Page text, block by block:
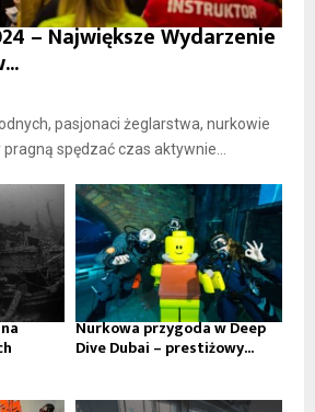
– Największe Wydarzenie
pasjonaci żeglarstwa, nurkowie
spędzać czas aktywnie...
Nurkowa przygoda w Deep
Dive Dubai – prestiżowy...